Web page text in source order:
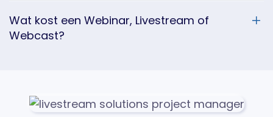
Wat kost een Webinar, Livestream of
Webcast?